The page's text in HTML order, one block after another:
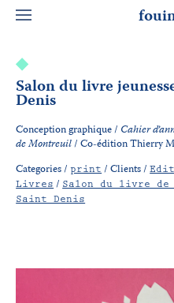
Salon du livre
Denis
Conception graphique / Cahier
de Montreuil/ Co-édition Thierry
Categories /print/Clients /
Livres/Salon du livre de
Saint Denis